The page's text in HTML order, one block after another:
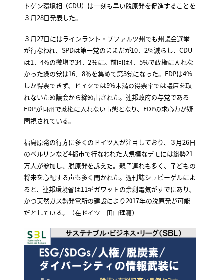
トゲン環境相（CDU）は一刻も早い脱原発を促進することを
３月28日発表した。
３月27日にはラインラント・プファルツ州でも州議会選挙
が行なわれ、SPDは第一党のままだが10．2％減らし、CDU
は1．4%の微増で34．2％に。前回は4．5%で政権に入れな
かった緑の党は16．8％を集めて第3党になった。FDPは4%
しか得票できず、ドイツでは5%未満の得票率では議席を取
れないため議会から締め出された。連邦政府の与党である
FDPが同州で政権に入れない事態となり、FDPの求心力が疑
問視されている。
福島原発の行方に多くのドイツ人が注目しており、３月26日
のベルリンなど4都市で行なわれた大規模なデモには総勢21
万人が参加し、脱原発を訴えた。親子連れも多く、子どもの
将来を心配する声も多く聞かれた。週刊誌シュピーゲルによ
ると、連邦環境省は11ギガワットの余剰電気がすでにあり、
かつ天然ガス熱発電所の建設により2017年の脱原発が可能
だとしている。（在ドイツ 田口理穂）